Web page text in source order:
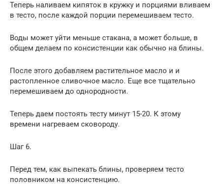
Теперь наливаем кипяток в кружку и порциями вливаем
в тесто, после каждой порции перемешиваем тесто.
Воды может уйти меньше стакана, а может больше, в
общем делаем по консистенции как обычно на блины.
После этого добавляем растительное масло и и
растопленное сливочное масло. Еще все тщательно
перемешиваем до однородности.
Теперь даем постоять тесту минут 15-20. К этому
времени нагреваем сковороду.
Шаг 6.
Перед тем, как выпекать блины, проверяем тесто
половником на консистенцию.